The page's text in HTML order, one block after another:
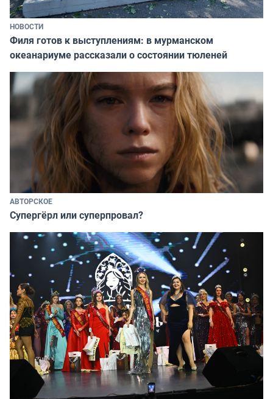
НОВОСТИ
Филя готов к выступлениям: в мурманском
океанариуме рассказали о состоянии тюленей
АВТОРСКОЕ
Супергёрл или суперпровал?